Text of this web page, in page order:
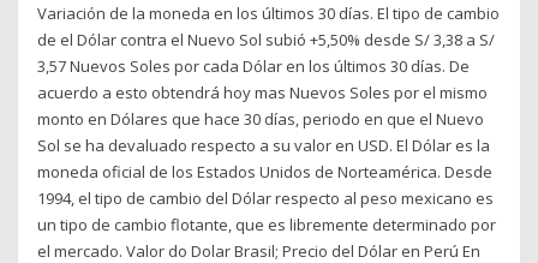
Variación de la moneda en los últimos 30 días. El tipo de cambio
de el Dólar contra el Nuevo Sol subió +5,50% desde S/ 3,38 a S/
3,57 Nuevos Soles por cada Dólar en los últimos 30 días. De
acuerdo a esto obtendrá hoy mas Nuevos Soles por el mismo
monto en Dólares que hace 30 días, periodo en que el Nuevo
Sol se ha devaluado respecto a su valor en USD. El Dólar es la
moneda oficial de los Estados Unidos de Norteamérica. Desde
1994, el tipo de cambio del Dólar respecto al peso mexicano es
un tipo de cambio flotante, que es libremente determinado por
el mercado. Valor do Dolar Brasil; Precio del Dólar en Perú En